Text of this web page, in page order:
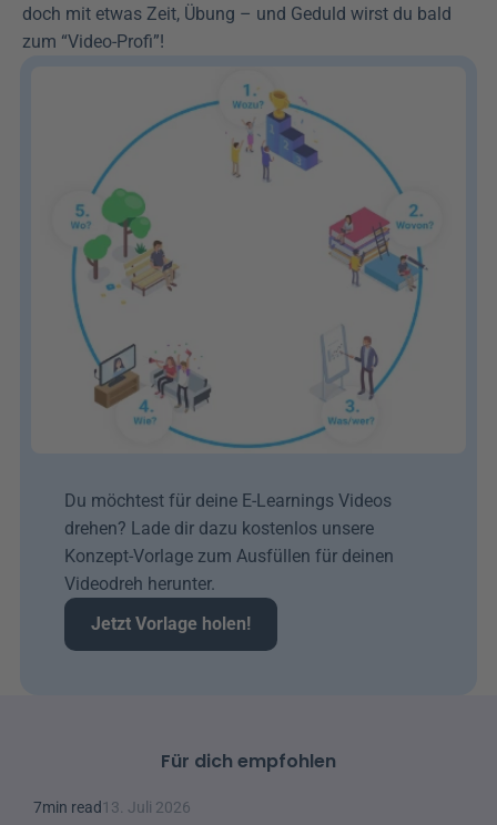
doch mit etwas Zeit, Übung – und Geduld wirst du bald
zum “Video-Profi”!
Du möchtest für deine E-Learnings Videos
drehen? Lade dir dazu kostenlos unsere
Konzept-Vorlage zum Ausfüllen für deinen
Videodreh herunter.
Jetzt Vorlage holen!
Für dich empfohlen
7min read13. Juli 2026